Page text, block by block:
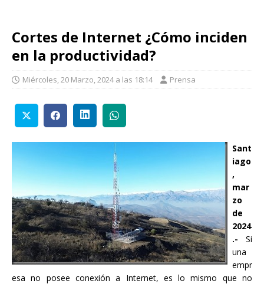
Cortes de Internet ¿Cómo inciden
en la productividad?
Miércoles, 20 Marzo, 2024 a las 18:14 Prensa
Sant
iago
,
mar
zo
de
2024
.- Si
una
empr
esa no posee conexión a Internet, es lo mismo que no